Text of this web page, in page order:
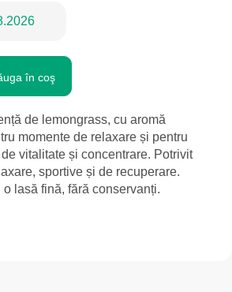
în coş
de lemongrass, cu aromă
momente de relaxare și pentru
vitalitate și concentrare. Potrivit
sportive și de recuperare.
lasă fină, fără conservanți.